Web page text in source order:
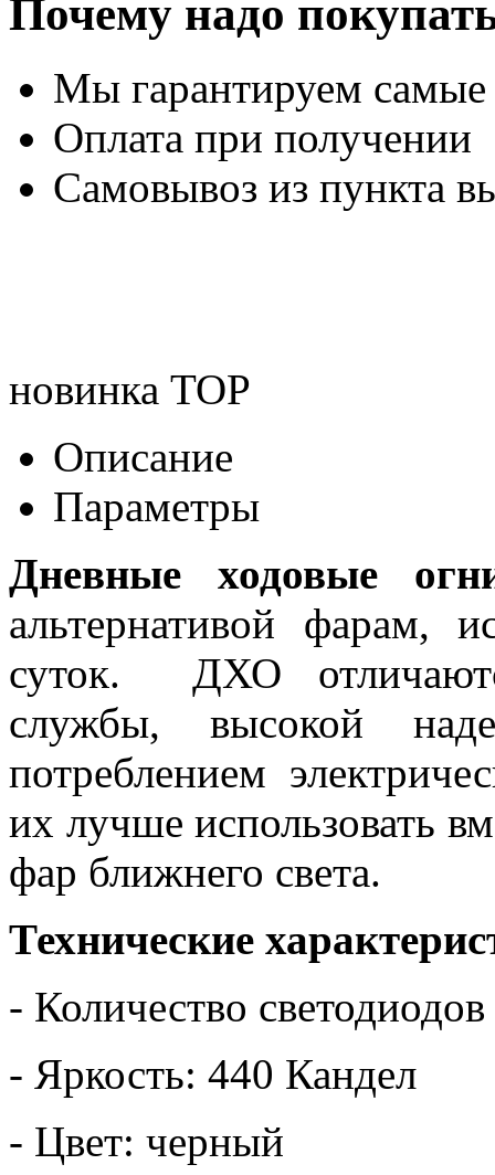
Почему надо
Мы гарантируем
Оплата при получении
Самовывоз из пункта
новинка TOP
Описание
Параметры
Дневные ходовые
альтернативой фарам,
суток. ДХО
службы, высокой
потреблением
их лучше использовать
фар ближнего света.
Технические
- Количество
- Яркость: 440 Кандел
- Цвет: черный